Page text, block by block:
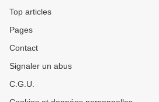
Top articles
Pages
Contact
Signaler un abus
C.G.U.